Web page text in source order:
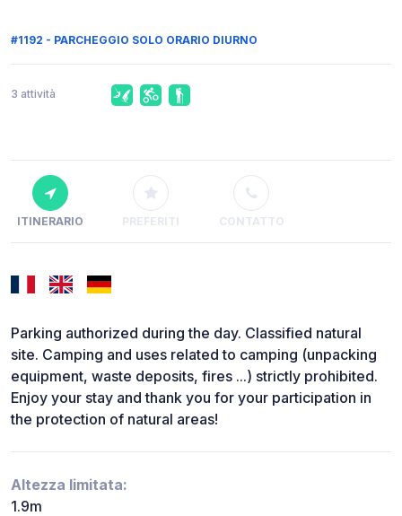
#1192 - PARCHEGGIO SOLO ORARIO DIURNO
3 attività
ITINERARIO PREFERITI CONTATTO
Parking authorized during the day. Classified natural
site. Camping and uses related to camping (unpacking
equipment, waste deposits, fires ...) strictly prohibited.
Enjoy your stay and thank you for your participation in
the protection of natural areas!
Altezza limitata:
1.9m